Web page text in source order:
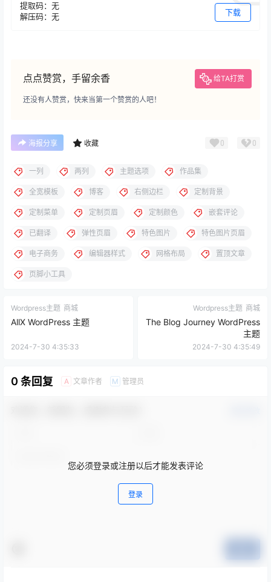
提取码：无
解压码：无
下载
点点赞赏，手留余香 给TA打赏
还没有人赞赏，快来当第一个赞赏的人吧！
海报分享 收藏 0 0
一列 两列 主题选项 作品集
全宽模板 博客 右侧边栏 定制背景
定制菜单 定制页眉 定制颜色 嵌套评论
已翻译 弹性页眉 特色图片 特色图片页眉
电子商务 编辑器样式 网格布局 置顶文章
页脚小工具
Wordpress主题 商城
AllX WordPress 主题
2024-7-30 4:35:33
Wordpress主题 商城
The Blog Journey WordPress
主题
2024-7-30 4:35:49
0 条回复 A 文章作者 M 管理员
您必须登录或注册以后才能发表评论
登录